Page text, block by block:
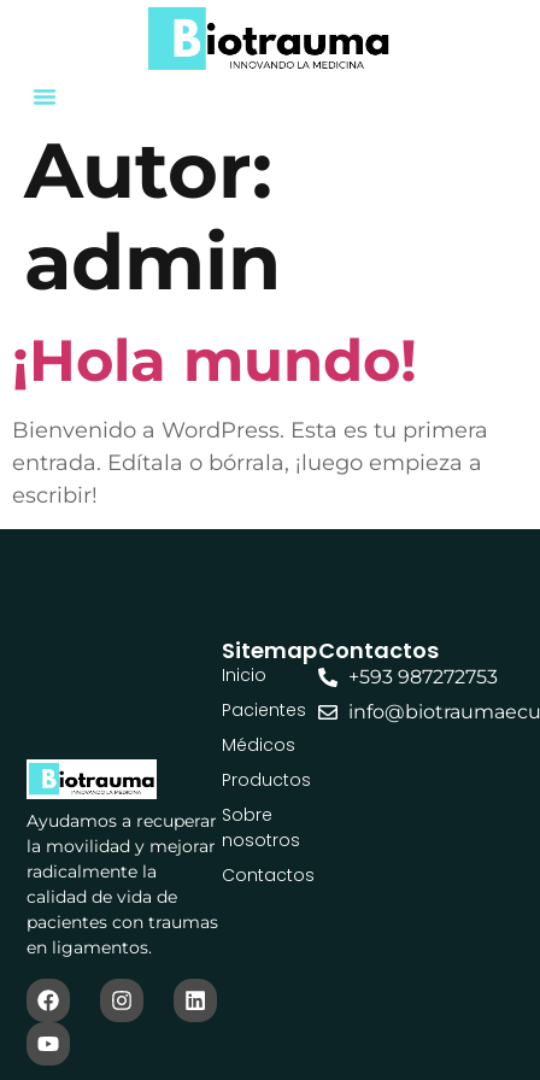
Autor:
admin
¡Hola mundo!
Bienvenido a WordPress. Esta es tu primera
entrada. Edítala o bórrala, ¡luego empieza a
escribir!
Ayudamos a recuperar
la movilidad y mejorar
radicalmente la
calidad de vida de
pacientes con traumas
en ligamentos.
Sitemap
Inicio
Pacientes
Médicos
Productos
Sobre
nosotros
Contactos
Contactos
+593 987272753